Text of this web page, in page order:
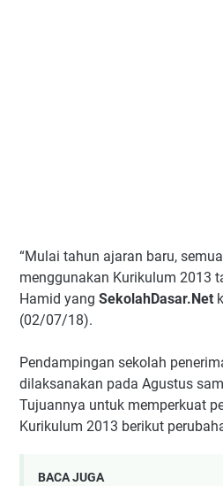
“Mulai tahun ajaran baru,
menggunakan Kurikulum 2013
Hamid yang SekolahDasar.Net
(02/07/18).
Pendampingan sekolah
dilaksanakan pada Agustus
Tujuannya untuk memperkuat
Kurikulum 2013 berikut
BACA JUGA